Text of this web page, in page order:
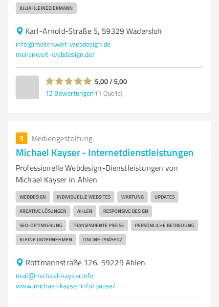
JULIA KLEINEDIEKMANN
Karl-Arnold-Straße 5, 59329 Wadersloh
info@meilenweit-webdesign.de
meilenweit-webdesign.de/
5,00 / 5,00
12 Bewertungen (1 Quelle)
3 Mediengestaltung
Michael Kayser - Internetdienstleistungen
Professionelle Webdesign-Dienstleistungen von
Michael Kayser in Ahlen
WEBDESIGN INDIVIDUELLE WEBSITES WARTUNG UPDATES
KREATIVE LÖSUNGEN AHLEN RESPONSIVE DESIGN
SEO-OPTIMIERUNG TRANSPARENTE PREISE PERSÖNLICHE BETREUUNG
KLEINE UNTERNEHMEN ONLINE-PRÄSENZ
Rottmannstraße 126, 59229 Ahlen
mail@michael-kayser.info
www.michael-kayser.info/pause/